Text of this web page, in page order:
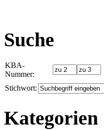
Suche
KBA-
Nummer:
Stichwort:
Kategorien